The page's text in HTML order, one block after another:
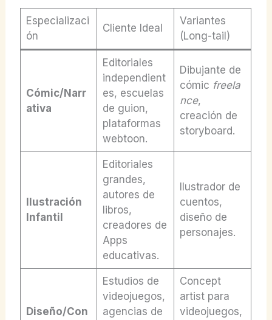
Especializaci
ón
Cliente Ideal
Variantes
(Long-tail)
Cómic/Narr
ativa
Editoriales
independient
es, escuelas
de guion,
plataformas
webtoon.
Dibujante de
cómic freela
nce,
creación de
storyboard.
Ilustración
Infantil
Editoriales
grandes,
autores de
libros,
creadores de
Apps
educativas.
Ilustrador de
cuentos,
diseño de
personajes.
Diseño/Con
Estudios de
videojuegos,
agencias de
Concept
artist para
videojuegos,